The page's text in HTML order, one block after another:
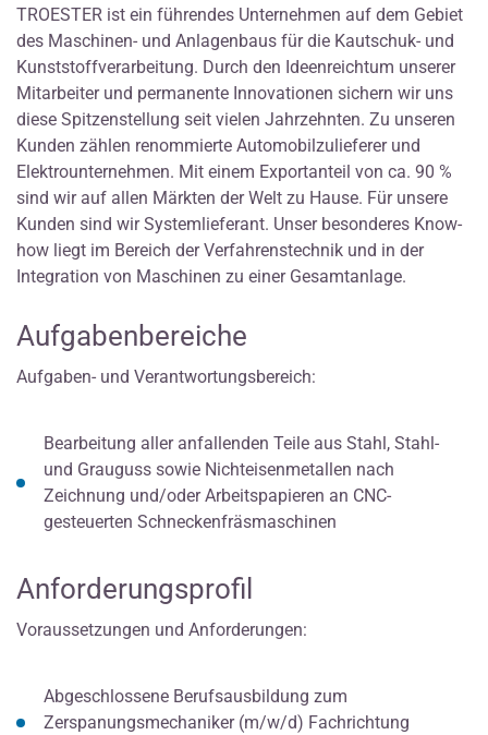
TROESTER ist ein führendes Unternehmen auf dem Gebiet
des Maschinen- und Anlagenbaus für die Kautschuk- und
Kunststoffverarbeitung. Durch den Ideenreichtum unserer
Mitarbeiter und permanente Innovationen sichern wir uns
diese Spitzenstellung seit vielen Jahrzehnten. Zu unseren
Kunden zählen renommierte Automobilzulieferer und
Elektrounternehmen. Mit einem Exportanteil von ca. 90 %
sind wir auf allen Märkten der Welt zu Hause. Für unsere
Kunden sind wir Systemlieferant. Unser besonderes Know-
how liegt im Bereich der Verfahrenstechnik und in der
Integration von Maschinen zu einer Gesamtanlage.
Aufgabenbereiche
Aufgaben- und Verantwortungsbereich:
Bearbeitung aller anfallenden Teile aus Stahl, Stahl-
und Grauguss sowie Nichteisenmetallen nach
Zeichnung und/oder Arbeitspapieren an CNC-
gesteuerten Schneckenfräsmaschinen
Anforderungsprofil
Voraussetzungen und Anforderungen:
Abgeschlossene Berufsausbildung zum
Zerspanungsmechaniker (m/w/d) Fachrichtung